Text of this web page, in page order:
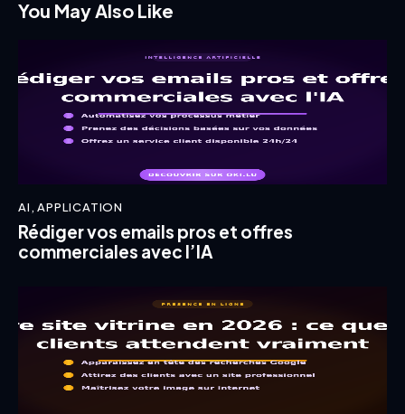
You May Also Like
AI ,APPLICATION
Rédiger vos emails pros et offres
commerciales avec l’IA